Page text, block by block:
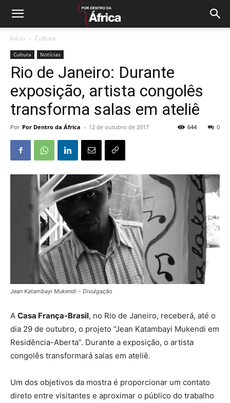
Início Cultura
Cultura Notícias
Rio de Janeiro: Durante
exposição, artista congolês
transforma salas em ateliê
Por Por Dentro da África - 12 de outubro de 2017 0
644
Jean Katambayi Mukendi – Divulgação
A Casa França-Brasil, no Rio de Janeiro, receberá, até o
dia 29 de outubro, o projeto “Jean Katambayi Mukendi em
Residência-Aberta”. Durante a exposição, o artista
congolês transformará salas em ateliê.
Um dos objetivos da mostra é proporcionar um contato
direto entre visitantes e aproximar o público do trabalho